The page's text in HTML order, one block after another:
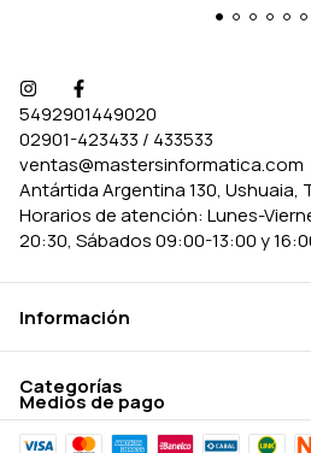
5492901449020
02901-423433 / 433533
ventas@mastersinformatica.com
Antártida Argentina 130, Ushuaia,
Horarios de atención: Lunes-
20:30, Sábados 09:00-13:00 y
Información
Categorías
Medios de pago